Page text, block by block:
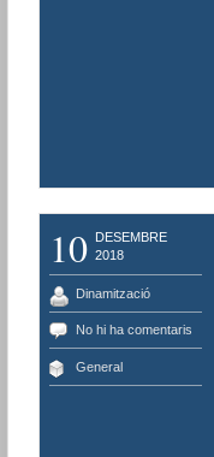
10
DESEMBRE
2018
Dinamització
No hi ha comentaris
General